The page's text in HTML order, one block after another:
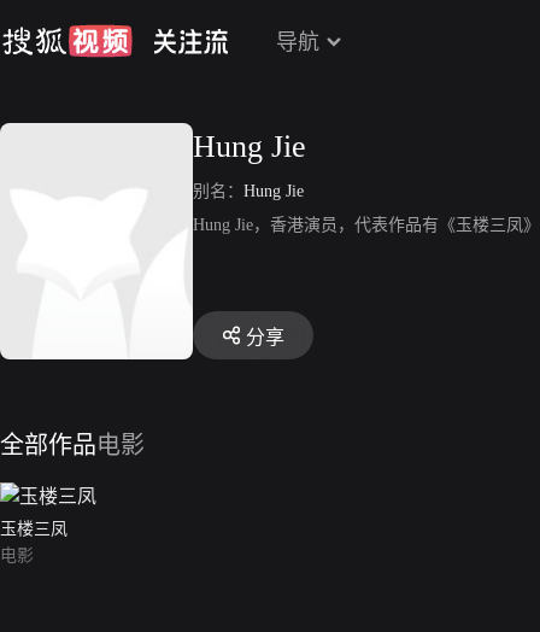
导航
Hung Jie
别名： Hung Jie
Hung Jie，香港演员，代表作品有《玉楼三凤
分享
全部作品电影
玉楼三凤
电影